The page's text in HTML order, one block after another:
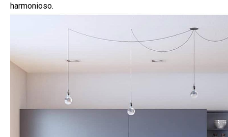
harmonioso.